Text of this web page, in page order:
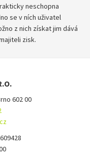
neschopna
se v ních uživatel
z nich získat jim dává
zisk.
602 00